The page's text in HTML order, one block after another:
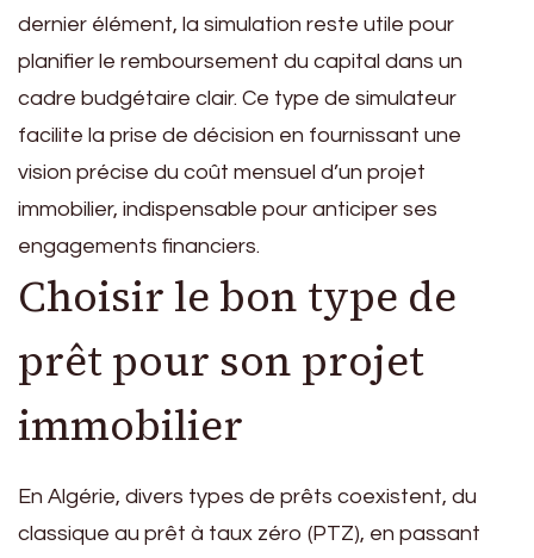
dernier élément, la simulation reste utile pour
planifier le remboursement du capital dans un
cadre budgétaire clair. Ce type de simulateur
facilite la prise de décision en fournissant une
vision précise du coût mensuel d’un projet
immobilier, indispensable pour anticiper ses
engagements financiers.
Choisir le bon type de
prêt pour son projet
immobilier
En Algérie, divers types de prêts coexistent, du
classique au prêt à taux zéro (PTZ), en passant